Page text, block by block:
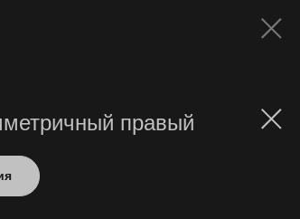
правый